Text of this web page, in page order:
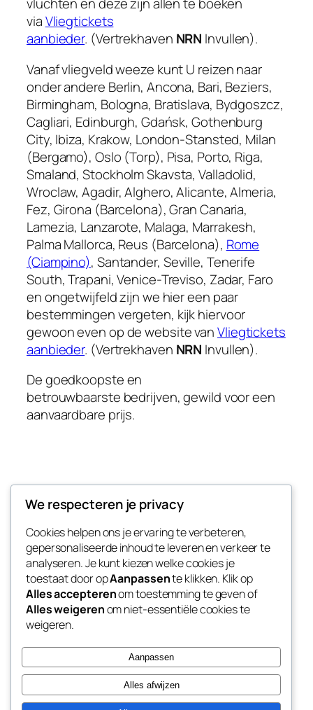
viaVliegtickets
aanbieder. (Vertrekhaven NRN Invullen).
Vanaf vliegveld weeze kunt U reizen naar
onder andere Berlin, Ancona, Bari, Beziers,
Birmingham, Bologna, Bratislava, Bydgoszcz,
Cagliari, Edinburgh, Gdańsk, Gothenburg
City, Ibiza, Krakow, London-Stansted, Milan
(Bergamo), Oslo (Torp), Pisa, Porto, Riga,
Smaland, Stockholm Skavsta, Valladolid,
Wroclaw, Agadir, Alghero, Alicante, Almeria,
Fez, Girona (Barcelona), Gran Canaria,
Lamezia, Lanzarote, Malaga, Marrakesh,
Palma Mallorca, Reus (Barcelona), Rome
(Ciampino), Santander, Seville, Tenerife
South, Trapani, Venice-Treviso, Zadar, Faro
en ongetwijfeld zijn we hier een paar
bestemmingen vergeten, kijk hiervoor
gewoon even op de website vanVliegtickets
aanbieder. (Vertrekhaven NRN Invullen).
De goedkoopste en
betrouwbaarste bedrijven, gewild voor een
aanvaardbare prijs.
Taxi naar Weeze
Goedkope vliegveld transfer naar Vliegveld
Weeze
Blog
Over
FAQ's
Auteurs
Evenementen
Patronen
Thema’s
We respecteren je privacy
Cookies helpen ons je ervaring te verbeteren,
gepersonaliseerde inhoud te leveren en verkeer te
analyseren. Je kunt kiezen welke cookies je
toestaat door opAanpassente klikken. Klik op
Alles accepterenom toestemming te geven of
Alles weigerenom niet-essentiële cookies te
weigeren.
Aanpassen
Alles afwijzen